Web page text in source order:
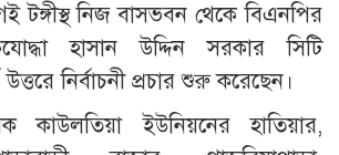
টঙ্গীস্থ নিজ বাসভবন থেকে বিএনপির
হাসান উদ্দিন সরকার সিটি
নির্বাচনী প্রচার শুরু করেছেন।
কাউলতিয়া ইউনিয়নের হাতিয়ার,